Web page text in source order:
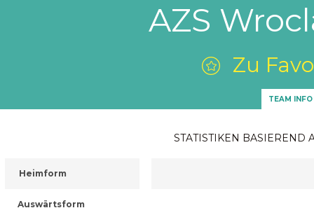
AZS
Zu
TEAM INFO
STATISTIKEN BASIEREND
Heimform
Auswärtsform